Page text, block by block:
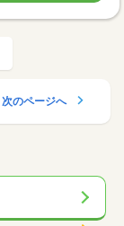
次のページへ